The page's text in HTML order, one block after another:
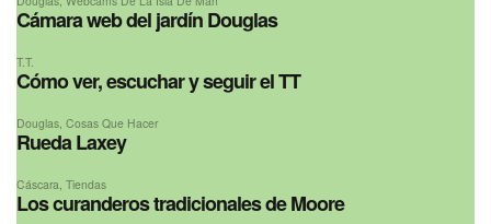
Cámara web del jardín Douglas
T.T.
Cómo ver, escuchar y seguir el TT
Douglas Cosas Que Hacer
Rueda Laxey
Cáscara, Tiendas
Los curanderos tradicionales de Moore